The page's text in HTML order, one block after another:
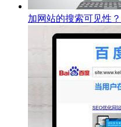
加网站的搜索可见性？